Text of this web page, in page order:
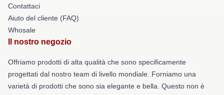
Contattaci
Aiuto del cliente (FAQ)
Whosale
Il nostro negozio
Offriamo prodotti di alta qualità che sono specificamente
progettati dal nostro team di livello mondiale. Forniamo una
varietà di prodotti che sono sia elegante e bella. Questo non è